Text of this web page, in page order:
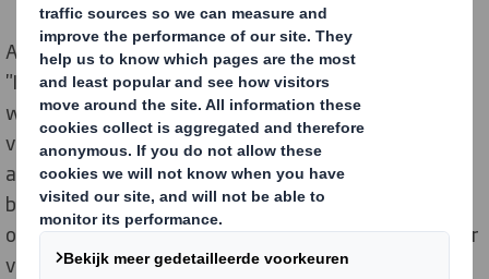
Ana Elena Marziano, Chief Purchasing Officer,
"Ik wil van deze gelegenheid gebruik maken om al onze
winnaars te bedanken die een integraal onderdeel zijn
van P&G's Supplier Ecosystem. Jullie hebben ons
allemaal geholpen om uitstekende resultaten te
behalen in de afgelopen uitdagende jaren en hebben
ons in staat gesteld om klanten en consumenten beter
van dienst te zijn dan de meeste van onze